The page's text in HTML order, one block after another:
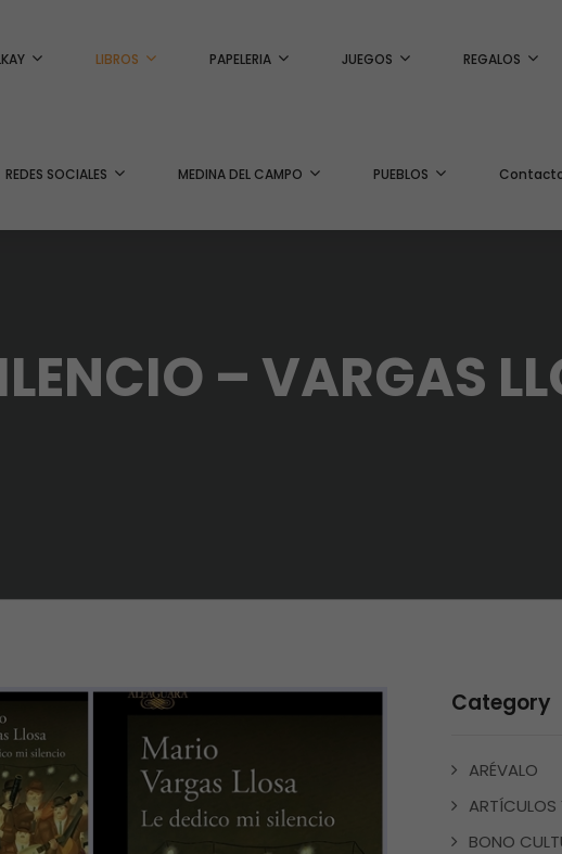
LIBROS PAPELERIA JUEGOS REGALOS
REDES SOCIALES MEDINA DEL CAMPO PUEBLOS
– VARGAS
Category
ARÉVALO
ARTÍCULOS
BONO